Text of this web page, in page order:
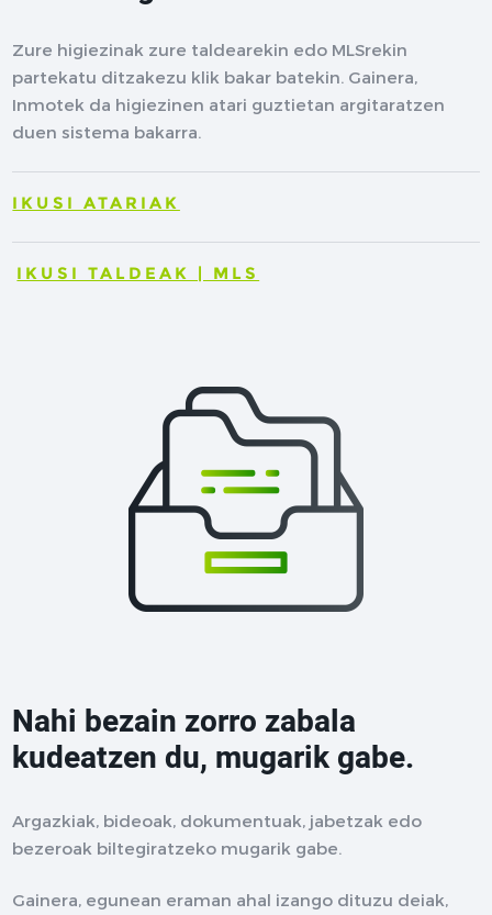
Zure higiezinak zure taldearekin edo MLSrekin
partekatu ditzakezu klik bakar batekin. Gainera,
Inmotek da higiezinen atari guztietan argitaratzen
duen sistema bakarra.
IKUSI ATARIAK
IKUSI TALDEAK | MLS
Nahi bezain zorro zabala
kudeatzen du, mugarik gabe.
Argazkiak, bideoak, dokumentuak, jabetzak edo
bezeroak biltegiratzeko mugarik gabe.
Gainera, egunean eraman ahal izango dituzu deiak,